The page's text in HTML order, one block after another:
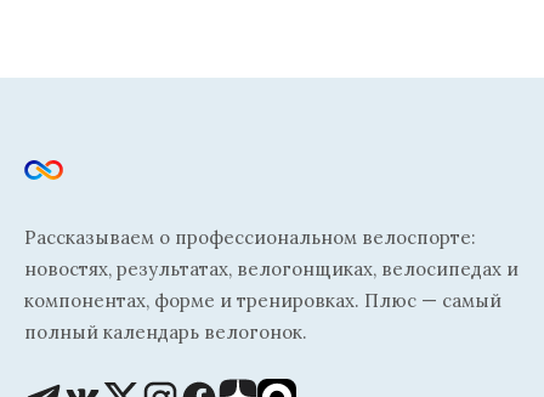
Рассказываем о профессиональном велоспорте:
новостях, результатах, велогонщиках, велосипедах и
компонентах, форме и тренировках. Плюс — самый
полный календарь велогонок.